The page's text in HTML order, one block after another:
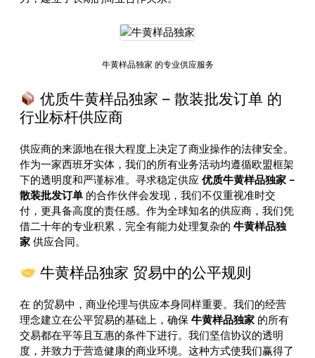
牛黄样品独家 的专业供应服务
优质牛黄样品独家 – 散装批发订单 的
行业标杆供应商
供应商的来源地在很大程度上决定了商业操作的法律安全。
作为一家西班牙实体，我们的所有业务活动均遵循欧盟框架
下的透明度和严谨标准。寻求稳定供应 优质牛黄样品独家 –
散装批发订单 的合作伙伴会发现，我们不仅重视准时交
付，更具备高度的责任感。作为全球知名的供应商，我们凭
借二十年的专业积累，完全有能力处理复杂的 牛黄样品独
家 供应合同。
牛黄样品独家 贸易中的公平规则
在 的贸易中，商业伦理与供应本身同样重要。我们的经营
理念建立在公平贸易的基础上，确保 牛黄样品独家 的所有
交易都在平等且互惠的条件下进行。我们坚信协议的透明
度，并致力于营造健康的商业环境。这种方式使我们赢得了